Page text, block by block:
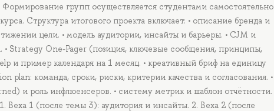
групп осуществляется студентами самостоятельно
Структура итогового проекта включает: • описание бренда и
цели. • модель аудитории, инсайты и барьеры. • CJM и
• Strategy One-Pager (позиция, ключевые сообщения, принципы,
и пример календаря на 1 месяц. • креативный бриф на единицу
plan: команда, сроки, риски, критерии качества и согласования. •
и роль инфлюенсеров. • систему метрик и шаблон отчётности.
Веха 1 (после темы 3): аудитория и инсайты. 2. Веха 2 (после